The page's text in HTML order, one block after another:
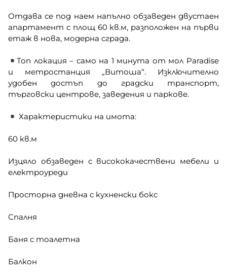
Отдава се под наем напълно обзаведен двустаен
апартамент с площ 60 кв.м, разположен на първи
етаж в нова, модерна сграда.
Топ локация – само на 1 минута от мол Paradise
и метростанция „Витоша“. Изключително
удобен достъп до градски транспорт,
търговски центрове, заведения и паркове.
Характеристики на имота:
60 кв.м
Изцяло обзаведен с висококачествени мебели и
електроуреди
Просторна дневна с кухненски бокс
Спалня
Баня с тоалетна
Балкон